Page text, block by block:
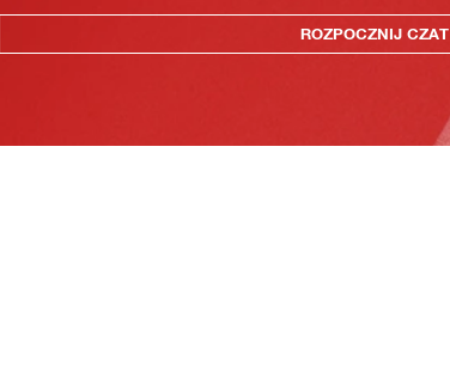
ROZPOCZNIJ CZAT